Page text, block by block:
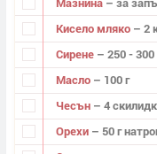
Кисело мляко – 2
Сирене – 250 - 300
Масло – 100 г
Чесън – 4
Орехи – 50 г